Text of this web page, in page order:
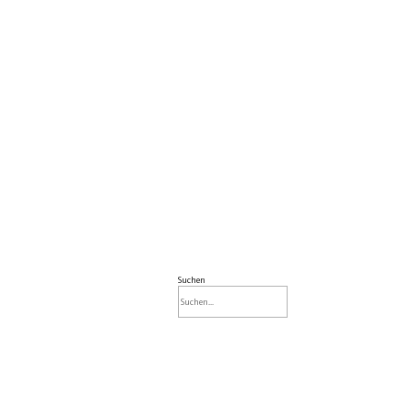
Suchen